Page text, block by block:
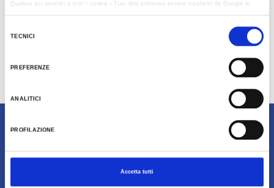
Qualora acconsenti a tutti i cookie i Tuoi dati potranno essere trasferiti da Google in
TECNICI
PREFERENZE
ANALITICI
PROFILAZIONE
Accetta tutti
SEARCH ON CALENDAR
No events of your interest were found
Content owned by Destinazione Turistica Romagna